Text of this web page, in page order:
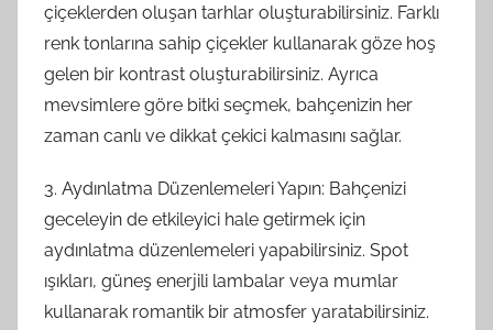
çiçeklerden oluşan tarhlar oluşturabilirsiniz. Farklı
renk tonlarına sahip çiçekler kullanarak göze hoş
gelen bir kontrast oluşturabilirsiniz. Ayrıca
mevsimlere göre bitki seçmek, bahçenizin her
zaman canlı ve dikkat çekici kalmasını sağlar.
3. Aydınlatma Düzenlemeleri Yapın: Bahçenizi
geceleyin de etkileyici hale getirmek için
aydınlatma düzenlemeleri yapabilirsiniz. Spot
ışıkları, güneş enerjili lambalar veya mumlar
kullanarak romantik bir atmosfer yaratabilirsiniz.